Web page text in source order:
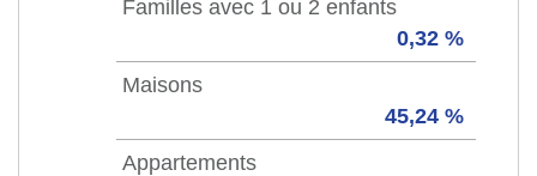
Familles avec 1 ou 2 enfants
0,32 %
Maisons
45,24 %
Appartements